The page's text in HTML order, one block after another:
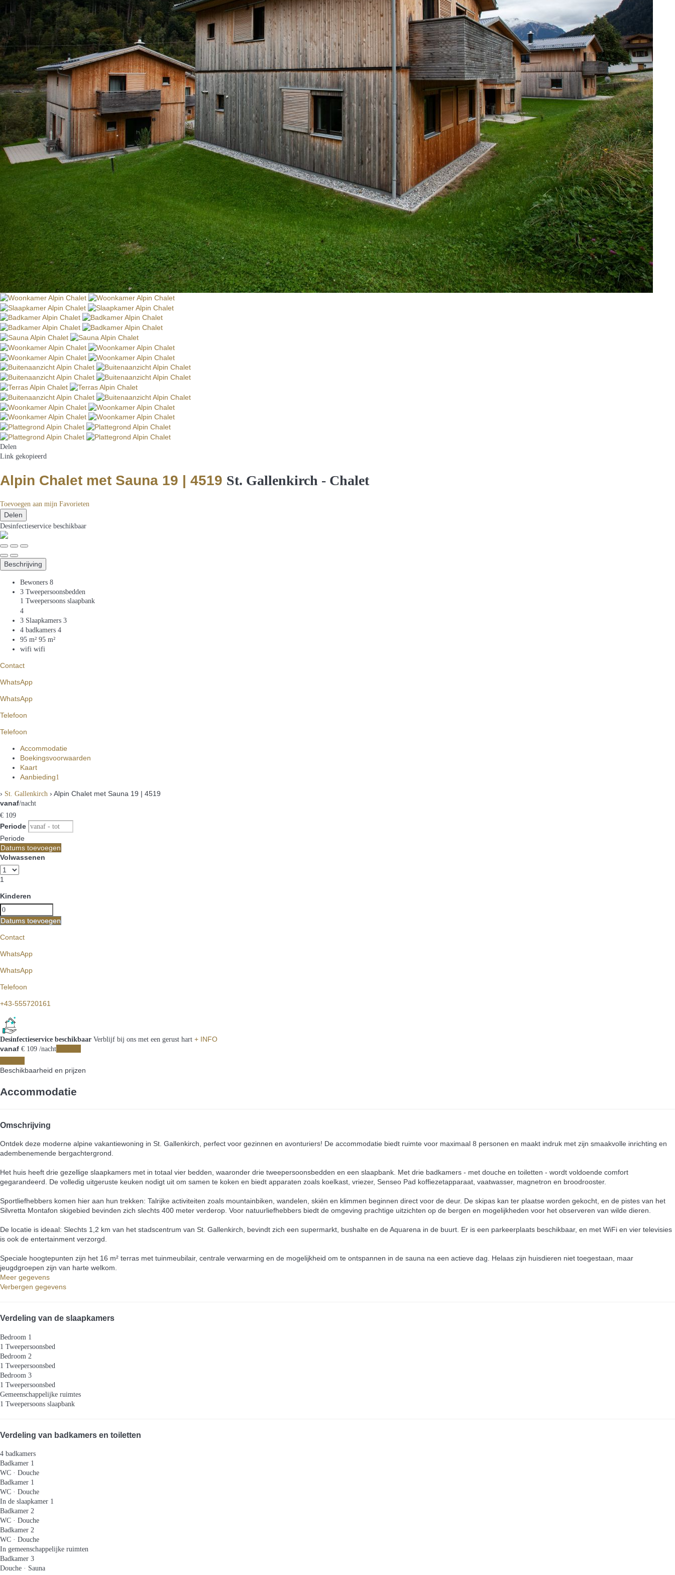
Delen
Link gekopieerd
Alpin Chalet met Sauna 19 | 4519 St. Gallenkirch - Chalet
Toevoegen aan mijn Favorieten
Delen
Desinfectieservice beschikbaar
Beschrijving
Bewoners 8
3 Tweepersoonsbedden
1 Tweepersoons slaapbank
4
3 Slaapkamers 3
4 badkamers 4
95 m² 95 m²
wifi wifi
Contact
WhatsApp
WhatsApp
Telefoon
Telefoon
Accommodatie
Boekingsvoorwaarden
Kaart
Aanbieding1
› St. Gallenkirch › Alpin Chalet met Sauna 19 | 4519
vanaf/nacht
€ 109
Periode
Periode
Datums toevoegen
Volwassenen
1
Kinderen
Datums toevoegen
Contact
WhatsApp
WhatsApp
Telefoon
+43-555720161
Desinfectieservice beschikbaar Verblijf bij ons met een gerust hart + INFO
vanaf € 109 /nacht
Beschikbaarheid en prijzen
Accommodatie
Omschrijving
Ontdek deze moderne alpine vakantiewoning in St. Gallenkirch, perfect voor gezinnen en avonturiers! De accommodatie biedt ruimte voor maximaal 8 personen en maakt indruk met zijn smaakvolle inrichting en
adembenemende bergachtergrond.
Het huis heeft drie gezellige slaapkamers met in totaal vier bedden, waaronder drie tweepersoonsbedden en een slaapbank. Met drie badkamers - met douche en toiletten - wordt voldoende comfort
gegarandeerd. De volledig uitgeruste keuken nodigt uit om samen te koken en biedt apparaten zoals koelkast, vriezer, Senseo Pad koffiezetapparaat, vaatwasser, magnetron en broodrooster.
Sportliefhebbers komen hier aan hun trekken: Talrijke activiteiten zoals mountainbiken, wandelen, skiën en klimmen beginnen direct voor de deur. De skipas kan ter plaatse worden gekocht, en de pistes van het
Silvretta Montafon skigebied bevinden zich slechts 400 meter verderop. Voor natuurliefhebbers biedt de omgeving prachtige uitzichten op de bergen en mogelijkheden voor het observeren van wilde dieren.
De locatie is ideaal: Slechts 1,2 km van het stadscentrum van St. Gallenkirch, bevindt zich een supermarkt, bushalte en de Aquarena in de buurt. Er is een parkeerplaats beschikbaar, en met WiFi en vier televisies
is ook de entertainment verzorgd.
Speciale hoogtepunten zijn het 16 m² terras met tuinmeubilair, centrale verwarming en de mogelijkheid om te ontspannen in de sauna na een actieve dag. Helaas zijn huisdieren niet toegestaan, maar
jeugdgroepen zijn van harte welkom.
Meer gegevens
Verbergen gegevens
Verdeling van de slaapkamers
Bedroom 1
1 Tweepersoonsbed
Bedroom 2
1 Tweepersoonsbed
Bedroom 3
1 Tweepersoonsbed
Gemeenschappelijke ruimtes
1 Tweepersoons slaapbank
Verdeling van badkamers en toiletten
4 badkamers
Badkamer 1
WC · Douche
Badkamer 1
WC · Douche
In de slaapkamer 1
Badkamer 2
WC · Douche
Badkamer 2
WC · Douche
In gemeenschappelijke ruimten
Badkamer 3
Douche · Sauna